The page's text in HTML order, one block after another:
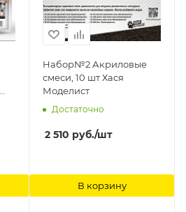
Набор№2 Акриловые
смеси, 10 шт Хася
Моделист
Достаточно
2 510 руб./шт
В корзину